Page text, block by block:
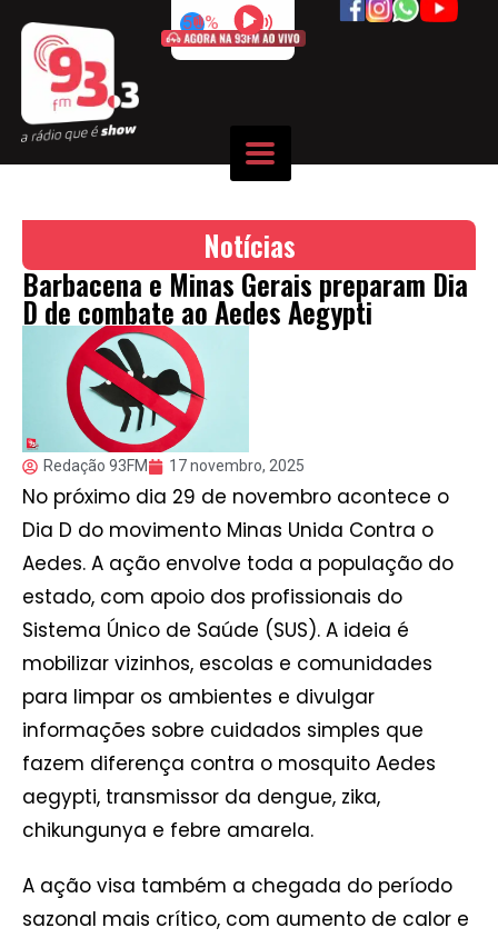
50%
Notícias
Barbacena e Minas Gerais preparam Dia
D de combate ao Aedes Aegypti
Redação 93FM 17 novembro, 2025
No próximo dia 29 de novembro acontece o
Dia D do movimento Minas Unida Contra o
Aedes. A ação envolve toda a população do
estado, com apoio dos profissionais do
Sistema Único de Saúde (SUS). A ideia é
mobilizar vizinhos, escolas e comunidades
para limpar os ambientes e divulgar
informações sobre cuidados simples que
fazem diferença contra o mosquito Aedes
aegypti, transmissor da dengue, zika,
chikungunya e febre amarela.
A ação visa também a chegada do período
sazonal mais crítico, com aumento de calor e